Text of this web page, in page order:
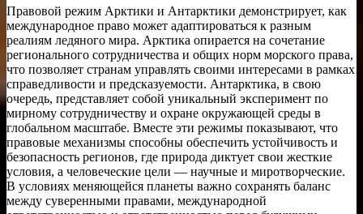
Правовой режим Арктики и Антарктики демонстрирует, как
международное право может адаптироваться к разным
реалиям ледяного мира. Арктика опирается на сочетание
регионального сотрудничества и общих норм морского права,
что позволяет странам управлять своими интересами в рамках
справедливости и предсказуемости. Антарктика, в свою
очередь, представляет собой уникальный эксперимент по
мирному сотрудничеству и охране окружающей среды в
глобальном масштабе. Вместе эти режимы показывают, что
правовые механизмы способны обеспечить устойчивость и
безопасность регионов, где природа диктует свои жесткие
условия, а человеческие цели — научные и миротворческие.
В условиях меняющейся планеты важно сохранять баланс
между суверенными правами, международной